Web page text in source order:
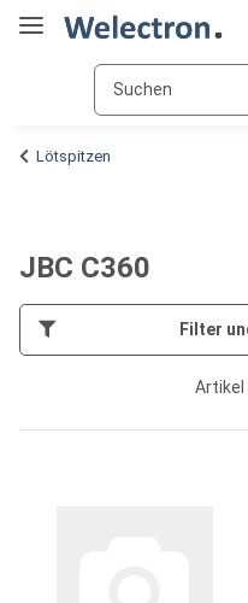
Lötspitzen
JBC C360
Filter
Artikel